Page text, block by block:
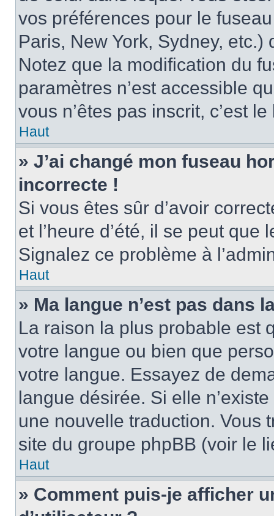
vos préférences pour le
Paris, New York, Sydney, etc.)
Notez que la modification du
paramètres n’est accessible
vous n’êtes pas inscrit, c’est
Haut
» J’ai changé mon fuseau
incorrecte !
Si vous êtes sûr d’avoir
et l’heure d’été, il se peut que
Signalez ce problème à
Haut
» Ma langue n’est pas dans
La raison la plus probable est
votre langue ou bien que
votre langue. Essayez de
langue désirée. Si elle
une nouvelle traduction. Vous
site du groupe phpBB (voir le
Haut
» Comment puis-je afficher